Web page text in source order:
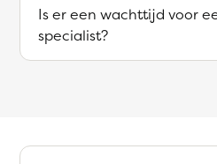
Is er een wachttijd voor
specialist?